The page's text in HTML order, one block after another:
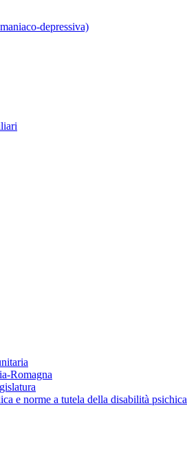
depressiva)
Romagna
e norme a tutela della disabilità psichica